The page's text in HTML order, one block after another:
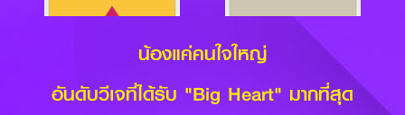
น้องแค่คนใจใหญ่
อันดับวีเจที่ได้รับ "Big Heart" มากที่สุด